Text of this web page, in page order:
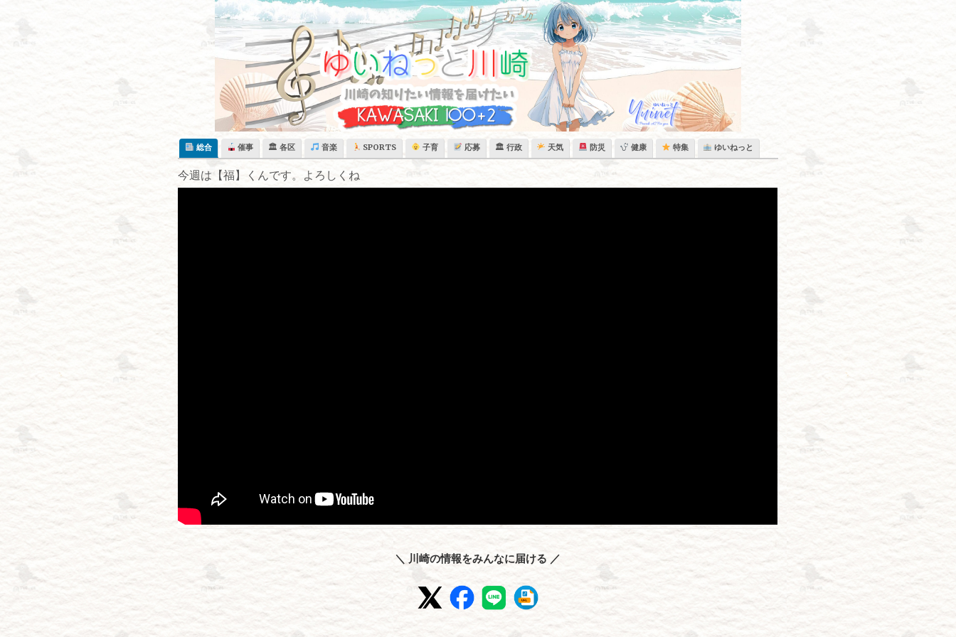
content
総合 催事 🏛 各区 音楽 SPORTS 子育 応募 🏛 行政 天気 防災 健康 特集 ゆいねっと
今週は【福】くんです。よろしくね
＼ 川崎の情報をみんなに届ける ／